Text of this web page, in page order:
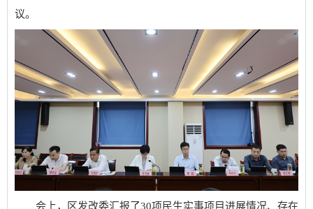
议。
会上，区发改委汇报了30项民生实事项目进展情况、存在